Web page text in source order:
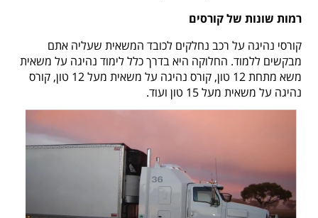
רמות שונות של קורסים
קורסי נהיגה על רכב נחלקים לכובד המשאית שעליה אתם
מבקשים ללמוד. החלוקה היא בדרך כלל לימוד נהיגה על משאית
משא מתחת 12 טון, קורס נהיגה על משאית מעל 12 טון, קורס
נהיגה על משאית מעל 15 טון ועוד.